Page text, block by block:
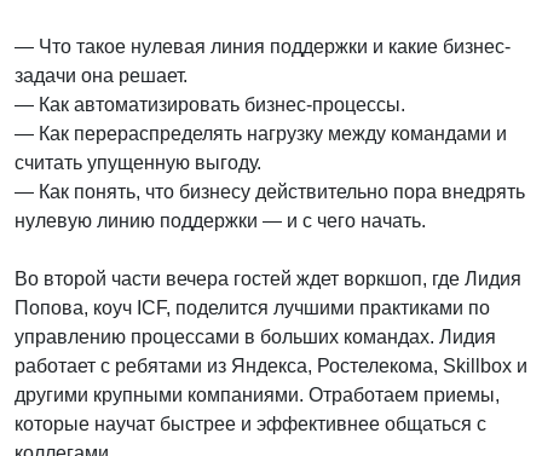
— Что такое нулевая линия поддержки и какие бизнес-
задачи она решает.
— Как автоматизировать бизнес-процессы.
— Как перераспределять нагрузку между командами и
считать упущенную выгоду.
— Как понять, что бизнесу действительно пора внедрять
нулевую линию поддержки — и с чего начать.
Во второй части вечера гостей ждет воркшоп, где Лидия
Попова, коуч ICF, поделится лучшими практиками по
управлению процессами в больших командах. Лидия
работает с ребятами из Яндекса, Ростелекома, Skillbox и
другими крупными компаниями. Отработаем приемы,
которые научат быстрее и эффективнее общаться с